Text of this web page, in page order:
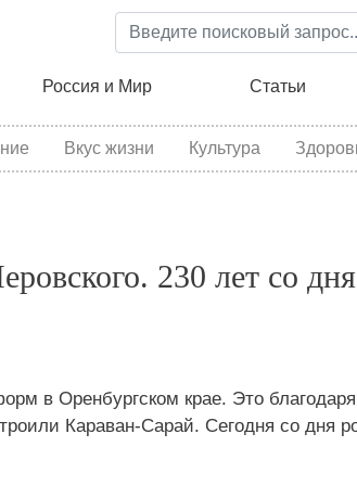
Перейти
к
содержанию
Россия и Мир Статьи
Вкус жизни Культура
230 лет со
в Оренбургском крае. Это
Караван-Сарай. Сегодня со дня